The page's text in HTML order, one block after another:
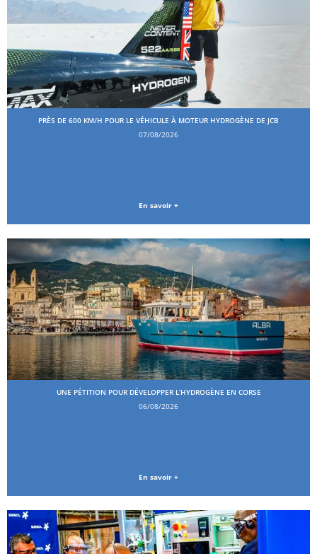
PRÈS DE 600 KM/H POUR LE VÉHICULE À MOTEUR HYDROGÈNE DE JCB
07/08/2026
En savoir +
UNE PÉTITION POUR DÉVELOPPER L’HYDROGÈNE EN CORSE
06/08/2026
En savoir +